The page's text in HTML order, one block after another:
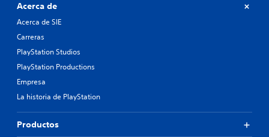
Acerca de
Acerca de SIE
Carreras
PlayStation Studios
PlayStation Productions
Empresa
La historia de PlayStation
Productos